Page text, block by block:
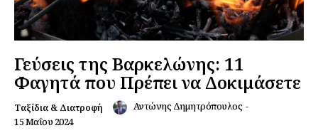
Γεύσεις της Βαρκελώνης: 11
Φαγητά που Πρέπει να Δοκιμάσετε
Ταξίδια & Διατροφή Αντώνης Δημητρόπουλος -
15 Μαΐου 2024